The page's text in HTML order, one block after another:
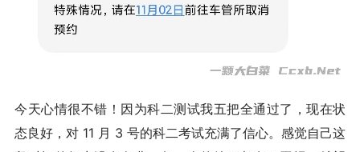
今天心情很不错！因为科二测试我五把全通过了，现在状
态良好，对 11 月 3 号的科二考试充满了信心。感觉自己这